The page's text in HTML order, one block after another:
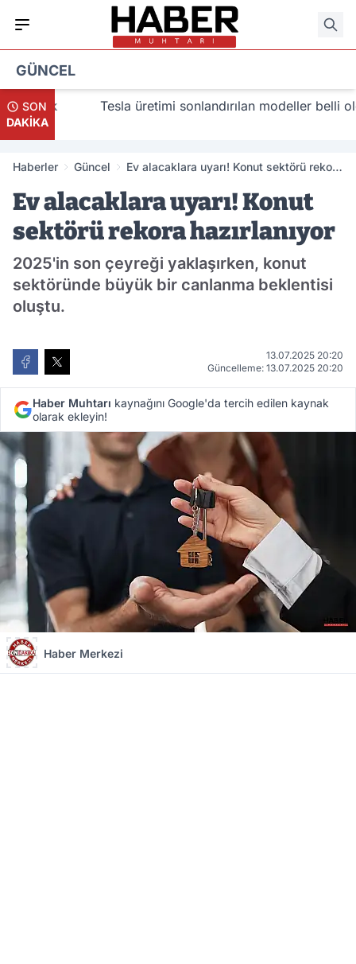
GÜNCEL
SON
DAKİKA
Tesla üretimi sonlandırılan modeller belli oldu
Haberler Güncel
Ev alacaklara uyarı! Konut sektörü rekora
Ev alacaklara uyarı! Konut
sektörü rekora hazırlanıyor
2025'in son çeyreği yaklaşırken, konut
sektöründe büyük bir canlanma beklentisi
oluştu.
13.07.2025 20:20
Güncelleme: 13.07.2025 20:20
Haber Muhtarı kaynağını Google'da tercih edilen kaynak
olarak ekleyin!
Haber Merkezi